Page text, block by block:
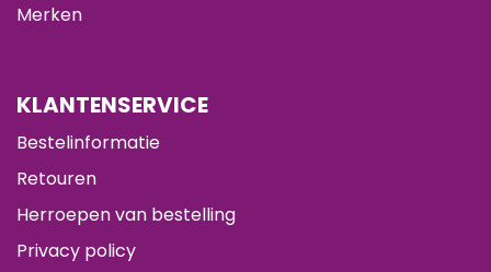
Merken
KLANTENSERVICE
Bestelinformatie
Retouren
Herroepen van bestelling
Privacy policy